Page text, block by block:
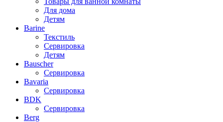
Для дома
Детям
Barine
Текстиль
Сервировка
Детям
Bauscher
Сервировка
Bavaria
Сервировка
BDK
Сервировка
Berg